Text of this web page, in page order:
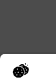
Main Links